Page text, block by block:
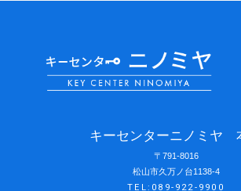
キーセンターニノミヤ
〒791-8016
松山市久万ノ台1138-4
TEL:089-922-9900